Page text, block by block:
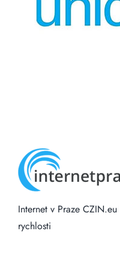
Internet v Praze CZIN.eu
rychlosti